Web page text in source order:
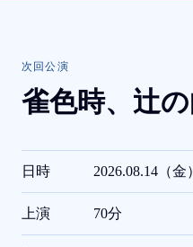
次回公演
雀色時、 辻
日時 2026.08.14（金
上演 70分